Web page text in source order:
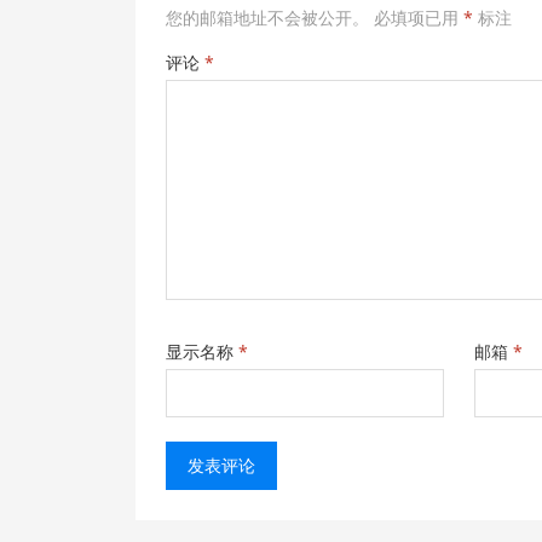
您的邮箱地址不会被公开。 必填项已用 * 标注
评论 *
显示名称 * 邮箱 *